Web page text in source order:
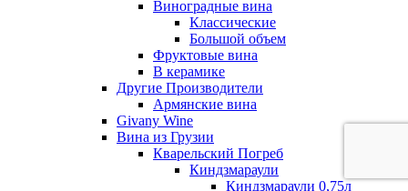
Виноградные вина
Классические
Большой объем
Фруктовые вина
В керамике
Другие Производители
Армянские вина
Givany Wine
Вина из Грузии
Кварельский Погреб
Киндзмараули
Киндзмараули 0,75л